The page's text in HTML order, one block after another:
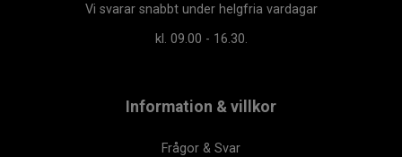
Vi svarar snabbt under helgfria vardagar
kl. 09.00 - 16.30.
Information & villkor
Frågor & Svar